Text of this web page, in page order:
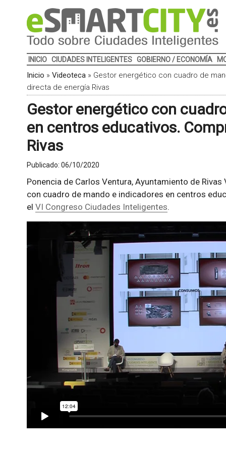
INICIO CIUDADES INTELIGENTES GOBIERNO / ECONOMÍA
Inicio » Videoteca» Gestor energético con cuadro de
directa de energía Rivas
Gestor energético con
en centros educativos.
Rivas
Publicado: 06/10/2020
Ponencia de Carlos Ventura, Ayuntamiento de
con cuadro de mando e indicadores en centros
el VI Congreso Ciudades Inteligentes.